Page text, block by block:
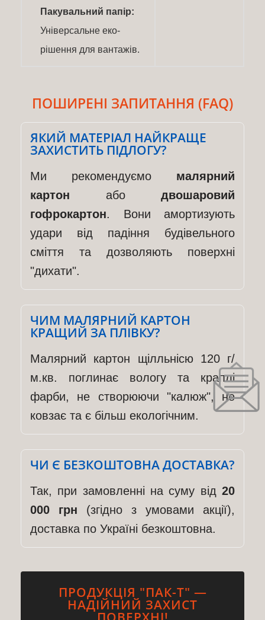
Пакувальний папір:
Універсальне еко-
рішення для вантажів.
ПОШИРЕНІ ЗАПИТАННЯ (FAQ)
ЯКИЙ МАТЕРІАЛ НАЙКРАЩЕ
ЗАХИСТИТЬ ПІДЛОГУ?
Ми рекомендуємо малярний
картон або двошаровий
гофрокартон. Вони амортизують
удари від падіння будівельного
сміття та дозволяють поверхні
"дихати".
ЧИМ МАЛЯРНИЙ КАРТОН
КРАЩИЙ ЗА ПЛІВКУ?
Малярний картон щілльнісю 120 г/
м.кв. поглинає вологу та краплі
фарби, не створюючи "калюж", не
ковзає та є більш екологічним.
ЧИ Є БЕЗКОШТОВНА ДОСТАВКА?
Так, при замовленні на суму від 20
000 грн (згідно з умовами акції),
доставка по Україні безкоштовна.
ПРОДУКЦІЯ "ПАК-Т" —
НАДІЙНИЙ ЗАХИСТ